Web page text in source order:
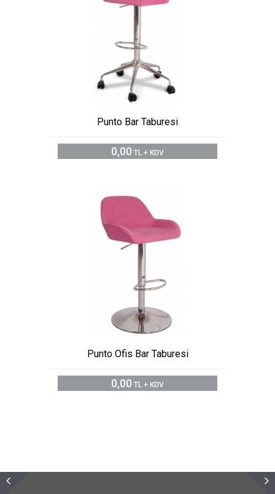
Punto Bar Taburesi
0,00 TL + KDV
Punto Ofis Bar Taburesi
0,00 TL + KDV